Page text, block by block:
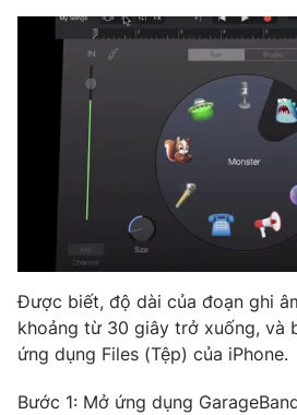
Khán giả
Giải sao mai
Âm nhạc
Đời sống
Làm đẹp
Chất lượng cuộc sống
Giáo dục
Tuyển sinh
Học trực tuyến
Công nghệ
Hitech Công nghệ tương lai
Sản phẩm
Tư vấn
Giao lưu trực tuyến
Lịch phát sóng
Chuyên mục khác
Emagazine
Được biết, độ dài của đoạn ghi
khoảng từ 30 giây trở xuống, và
ứng dụng Files (Tệp) của iPhone.
Bước 1: Mở ứng dụng